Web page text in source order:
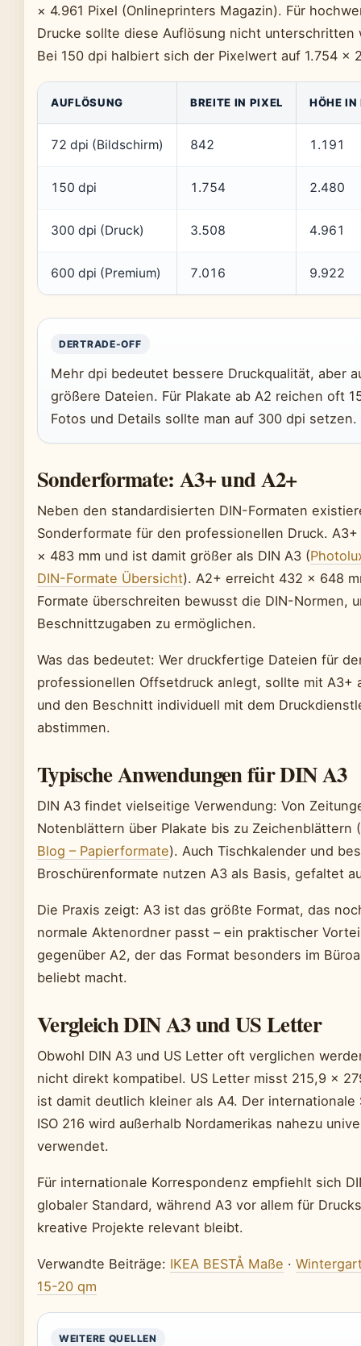
× 4.961 Pixel (Onlineprinters Magazin). Für
Drucke sollte diese Auflösung nicht unterschritten
Bei 150 dpi halbiert sich der Pixelwert auf 1.754 ×
AUFLÖSUNG BREITE IN PIXEL HÖHE IN
72 dpi (Bildschirm) 842 1.191
150 dpi 1.754 2.480
300 dpi (Druck) 3.508 4.961
600 dpi (Premium) 7.016 9.922
DERTRADE-OFF
Mehr dpi bedeutet bessere Druckqualität, aber
größere Dateien. Für Plakate ab A2 reichen oft
Fotos und Details sollte man auf 300 dpi setzen.
Sonderformate: A3+ und A2+
Neben den standardisierten DIN-Formaten
Sonderformate für den professionellen Druck.
× 483 mm und ist damit größer als DIN A3 (
DIN-Formate Übersicht). A2+ erreicht 432 × 648
Formate überschreiten bewusst die DIN-Normen,
Beschnittzugaben zu ermöglichen.
Was das bedeutet: Wer druckfertige Dateien für
professionellen Offsetdruck anlegt, sollte mit A3+
und den Beschnitt individuell mit dem
abstimmen.
Typische Anwendungen für DIN A3
DIN A3 findet vielseitige Verwendung: Von
Notenblättern über Plakate bis zu Zeichenblättern (
Blog – Papierformate). Auch Tischkalender und
Broschürenformate nutzen A3 als Basis, gefaltet
Die Praxis zeigt: A3 ist das größte Format, das
normale Aktenordner passt – ein praktischer
gegenüber A2, der das Format besonders im
beliebt macht.
Vergleich DIN A3 und US Letter
Obwohl DIN A3 und US Letter oft verglichen
nicht direkt kompatibel. US Letter misst 215,9 ×
ist damit deutlich kleiner als A4. Der internationale
ISO 216 wird außerhalb Nordamerikas nahezu
verwendet.
Für internationale Korrespondenz empfiehlt sich
globaler Standard, während A3 vor allem für
kreative Projekte relevant bleibt.
Verwandte Beiträge: IKEA BESTÅ Maße ·
15-20 qm
WEITERE QUELLEN